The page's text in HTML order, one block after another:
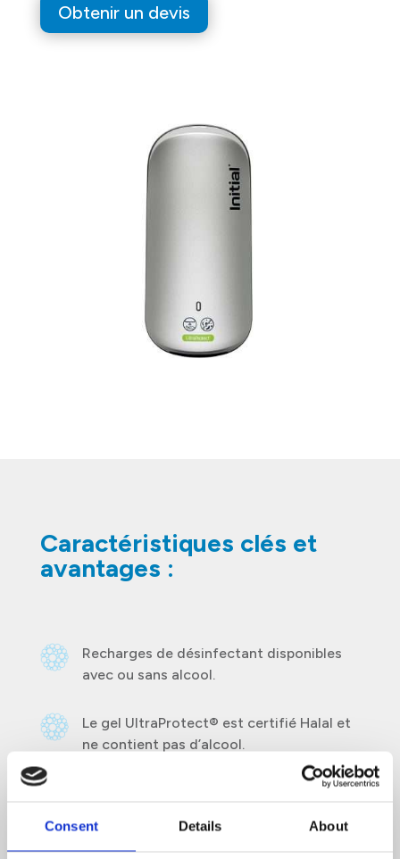
Consent Details About
Obtenir un devis
Caractéristiques clés et
avantages :
Recharges de désinfectant disponibles
avec ou sans alcool.
Le gel UltraProtect® est certifié Halal et
ne contient pas d’alcool.
Les désinfectants UltraProtect® tuent
99,99 % des virus, y compris le